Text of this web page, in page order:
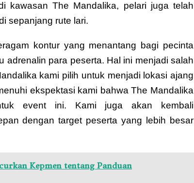
kawasan The Mandalika, pelari juga telah
sepanjang rute lari.
kontur yang menantang bagi pecinta
adrenalin para peserta. Hal ini menjadi salah
kami pilih untuk menjadi lokasi ajang
ekspektasi kami bahwa The Mandalika
event ini. Kami juga akan kembali
dengan target peserta yang lebih besar
Kepmen tentang Panduan